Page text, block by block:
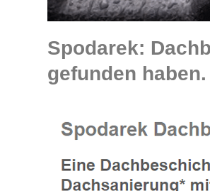
Spodarek:
gefunden haben.